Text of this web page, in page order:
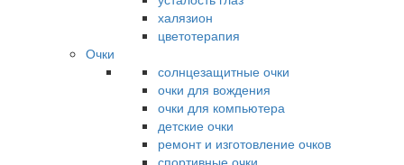
халязион
цветотерапия
Очки
солнцезащитные очки
очки для вождения
очки для компьютера
детские очки
ремонт и изготовление очков